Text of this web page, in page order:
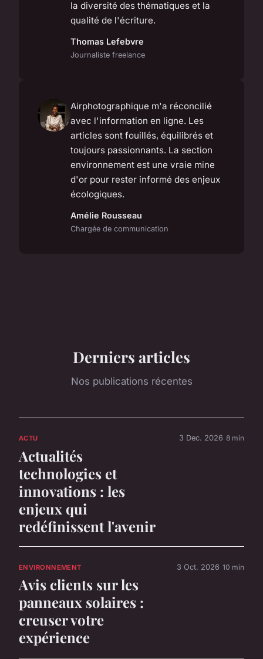
la diversité des thématiques et la
qualité de l'écriture.
Thomas Lefebvre
Journaliste freelance
Airphotographique m'a réconcilié
avec l'information en ligne. Les
articles sont fouillés, équilibrés et
toujours passionnants. La section
environnement est une vraie mine
d'or pour rester informé des enjeux
écologiques.
Amélie Rousseau
Chargée de communication
Derniers articles
Nos publications récentes
ACTU
Actualités
technologies et
innovations : les
enjeux qui
redéfinissent l'avenir
3 Dec. 2026 8 min
ENVIRONNEMENT
Avis clients sur les
panneaux solaires :
creuser votre
expérience
3 Oct. 2026 10 min